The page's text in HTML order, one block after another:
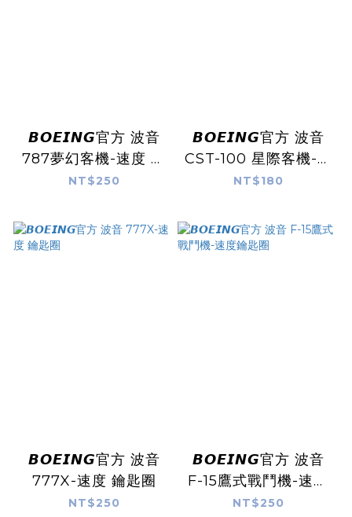
𝘽𝙊𝙀𝙄𝙉𝙂官方 波音
787夢幻客機-速度 磁
鐵
NT$250
𝘽𝙊𝙀𝙄𝙉𝙂官方 波音
CST-100 星際客機-速
度 掛繩
NT$180
𝘽𝙊𝙀𝙄𝙉𝙂官方 波音
777X-速度 鑰匙圈
NT$250
𝘽𝙊𝙀𝙄𝙉𝙂官方 波音
F-15鷹式戰鬥機-速度
鑰匙圈
NT$250